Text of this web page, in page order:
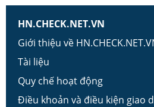
HN.CHECK.NET.VN
Giới thiệu về
Tài liệu
Quy chế hoạt động
Điều khoản và điều kiện giao